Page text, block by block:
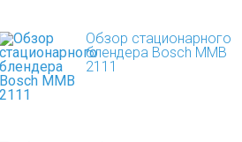
Обзор стационарного
блендера Bosch MMB
2111